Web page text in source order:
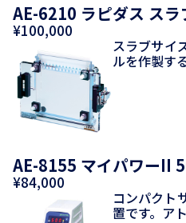
AE-6210 ラピダス ス
¥100,000
スラブサイ
ルを作製す
AE-8155 マイパワーII
¥84,000
コンパクト
置です。ア